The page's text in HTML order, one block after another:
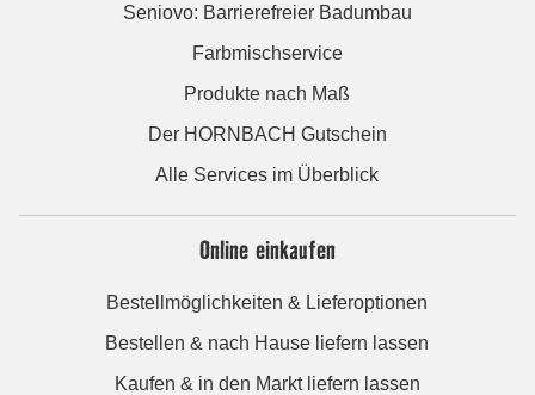
Seniovo: Barrierefreier Badumbau
Farbmischservice
Produkte nach Maß
Der HORNBACH Gutschein
Alle Services im Überblick
Online einkaufen
Bestellmöglichkeiten & Lieferoptionen
Bestellen & nach Hause liefern lassen
Kaufen & in den Markt liefern lassen